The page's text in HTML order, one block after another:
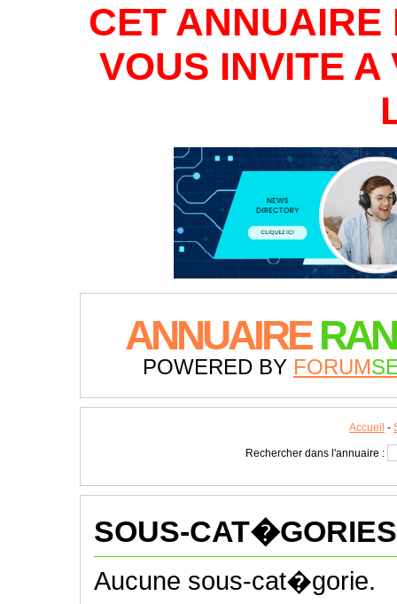
CET
VOUS INVITE A
ANNUAIRE
POWERED BY FORUM
Accueil -
Rechercher dans l'annuaire :
SOUS-CAT�GORIES
Aucune sous-cat�gorie.